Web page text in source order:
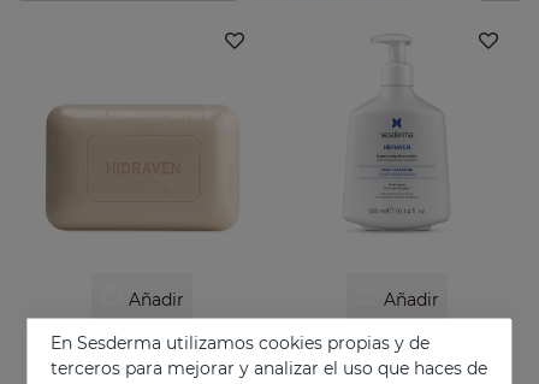
Añadir
HIDRAVEN Pan Dermatológico
Limpieza facial para pieles sensibles y delicadas
Añadir
Hidrata, calma, regenera y protege
En Sesderma utilizamos cookies propias y de
terceros para mejorar y analizar el uso que haces de